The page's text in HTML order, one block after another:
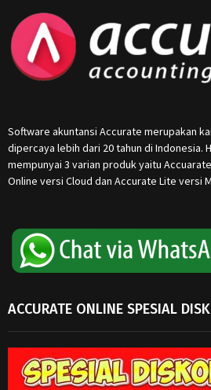
Software akuntansi Accurate merupakan
dipercaya lebih dari 20 tahun di Indonesia.
mempunyai 3 varian produk yaitu
Online versi Cloud dan Accurate Lite versi
ACCURATE ONLINE SPESIAL